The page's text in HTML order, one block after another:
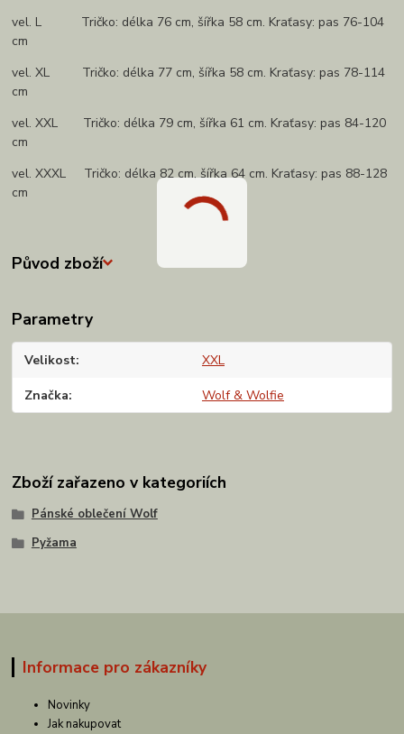
vel. L Tričko: délka 76 cm, šířka 58 cm. Kraťasy: pas 76-104
cm
vel. XL Tričko: délka 77 cm, šířka 58 cm. Kraťasy: pas 78-114
cm
vel. XXL Tričko: délka 79 cm, šířka 61 cm. Kraťasy: pas 84-120
cm
vel. XXXL Tričko: délka 82 cm, šířka 64 cm. Kraťasy: pas 88-128
cm
Původ zboží
Parametry
Velikost XXL
Značka Wolf & Wolfie
Zboží zařazeno v kategoriích
Pánské oblečení Wolf
Pyžama
Informace pro zákazníky
Novinky
Jak nakupovat